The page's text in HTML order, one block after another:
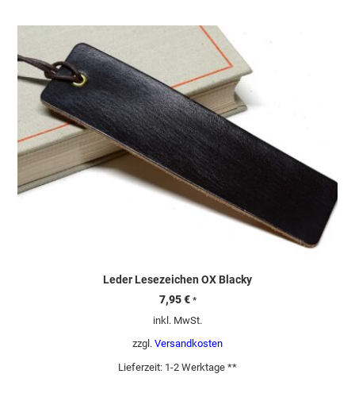
Leder Lesezeichen OX Blacky
7,95€ *
inkl. MwSt.
zzgl. Versandkosten
Lieferzeit: 1-2 Werktage **